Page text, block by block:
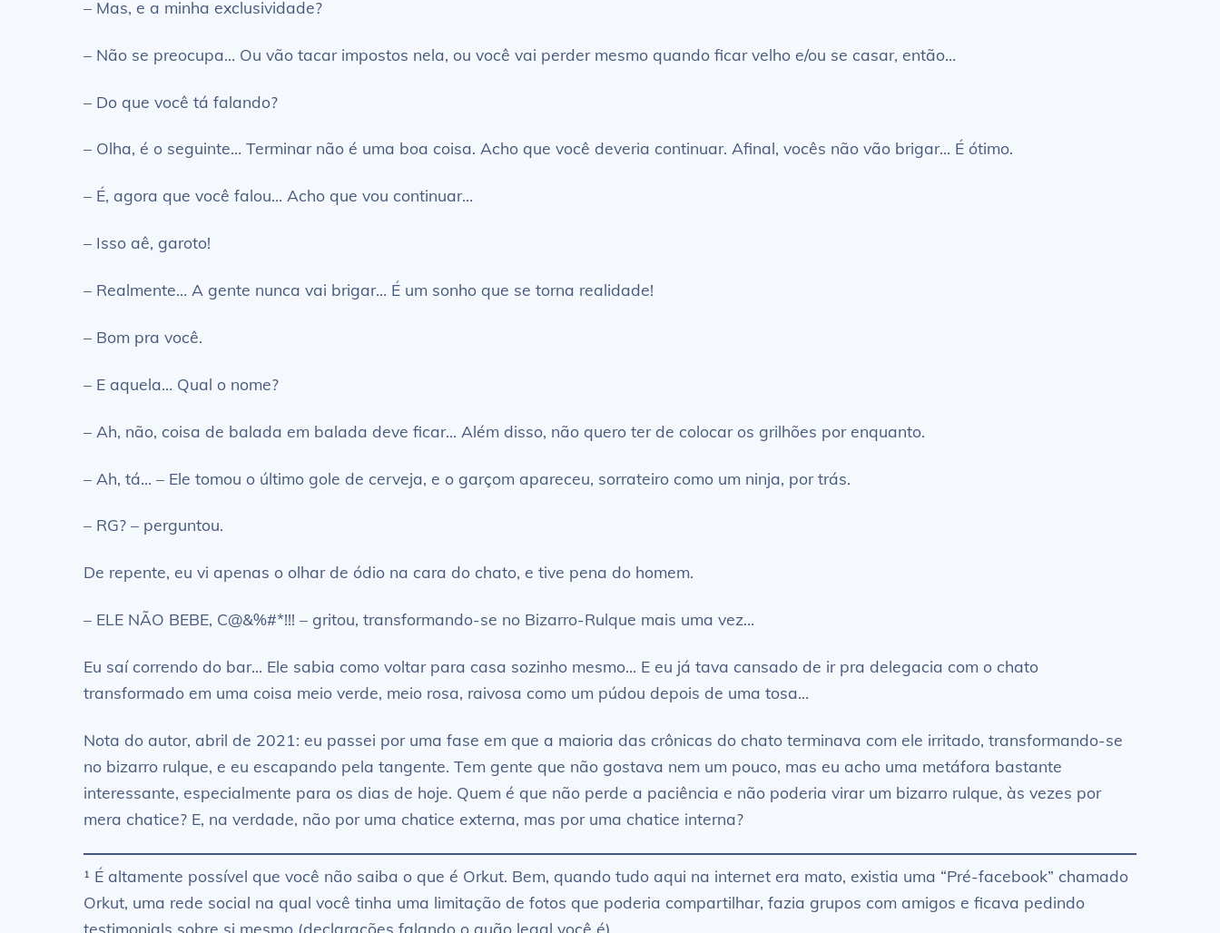
– Mas, e a minha exclusividade?
– Não se preocupa… Ou vão tacar impostos nela, ou você vai perder mesmo quando ficar velho e/ou se casar, então…
– Do que você tá falando?
– Olha, é o seguinte… Terminar não é uma boa coisa. Acho que você deveria continuar. Afinal, vocês não vão brigar… É ótimo.
– É, agora que você falou… Acho que vou continuar…
– Isso aê, garoto!
– Realmente… A gente nunca vai brigar… É um sonho que se torna realidade!
– Bom pra você.
– E aquela… Qual o nome?
– Ah, não, coisa de balada em balada deve ficar… Além disso, não quero ter de colocar os grilhões por enquanto.
– Ah, tá… – Ele tomou o último gole de cerveja, e o garçom apareceu, sorrateiro como um ninja, por trás.
– RG? – perguntou.
De repente, eu vi apenas o olhar de ódio na cara do chato, e tive pena do homem.
– ELE NÃO BEBE, C@&%#*!!! – gritou, transformando-se no Bizarro-Rulque mais uma vez…
Eu saí correndo do bar… Ele sabia como voltar para casa sozinho mesmo… E eu já tava cansado de ir pra delegacia com o chato
transformado em uma coisa meio verde, meio rosa, raivosa como um púdou depois de uma tosa…
Nota do autor, abril de 2021: eu passei por uma fase em que a maioria das crônicas do chato terminava com ele irritado, transformando-se
no bizarro rulque, e eu escapando pela tangente. Tem gente que não gostava nem um pouco, mas eu acho uma metáfora bastante
interessante, especialmente para os dias de hoje. Quem é que não perde a paciência e não poderia virar um bizarro rulque, às vezes por
mera chatice? E, na verdade, não por uma chatice externa, mas por uma chatice interna?
¹ É altamente possível que você não saiba o que é Orkut. Bem, quando tudo aqui na internet era mato, existia uma “Pré-facebook” chamado
Orkut, uma rede social na qual você tinha uma limitação de fotos que poderia compartilhar, fazia grupos com amigos e ficava pedindo
testimonials sobre si mesmo (declarações falando o quão legal você é).